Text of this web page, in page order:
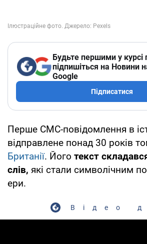
Будьте першими у курсі
підпишіться на Новини
Google
Підписатися
Перше СМС-повідомлення в
відправлене понад 30 років
Британії. Його текст
слів, які стали символічним
ери.
Відео